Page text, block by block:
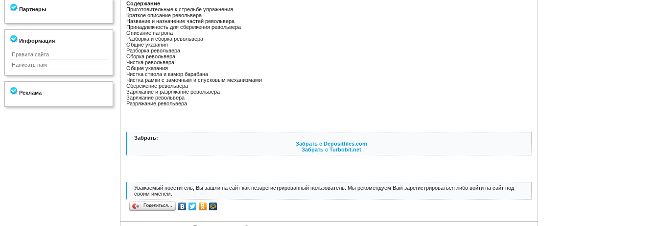
Партнеры
Информация
Правила сайта
Написать нам
Реклама
Содержание
Приготовительные к стрельбе упражнения
Краткое описание револьвера
Название и назначение частей револьвера
Принадлежность для сбережения револьвера
Описание патрона
Разборка и сборка револьвера
Общие указания
Разборка револьвера
Сборка револьвера
Чистка револьвера
Общие указания
Чистка ствола и камор барабана
Чистка рамки с замочным и спусковым механизмами
Сбережение револьвера
Заряжание и разряжание револьвера
Заряжание револьвера
Разряжание револьвера
Забрать:
Забрать с Depositfiles.com
Забрать с Turbobit.net
Уважаемый посетитель, Вы зашли на сайт как незарегистрированный пользователь. Мы рекомендуем Вам зарегистрироваться либо войти на сайт под
своим именем.
Поделиться…